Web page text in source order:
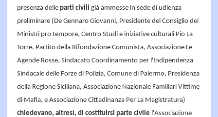
presenza delle parti civili già ammesse in sede di udienza
preliminare (De Gennaro Giovanni, Presidente del Consiglio dei
Ministri pro tempore, Centro Studi e iniziative culturali Pio La
Torre, Partito della Rifondazione Comunista, Associazione Le
Agende Rosse, Sindacato Coordinamento per l'Indipendenza
Sindacale delle Forze di Polizia, Comune di Palermo, Presidenza
della Regione Siciliana, Associazione Nazionale Familiari Vittime
di Mafia, e Associazione Cittadinanza Per La Magistratura)
chiedevano, altresì, di costituirsi parte civile l'Associazione